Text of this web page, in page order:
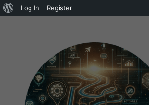
Log In Register